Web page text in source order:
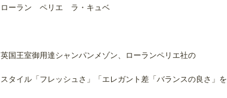
ローラン ペリエ ラ・キュベ
英国王室御用達シャンパンメゾン、ローランペリエ社の
スタイル「フレッシュさ」「エレガント差「バランスの良さ」を